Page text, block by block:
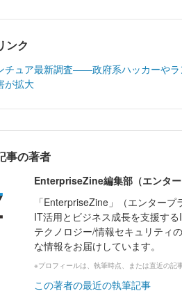
ンク
チュア最新調査――政府系ハッカーや
が拡大
事の著者
EnterpriseZine編集部（エンター
「EnterpriseZine」（エンター
IT活用とビジネス成長を支援す
テクノロジー/情報セキュリティ
な情報をお届けしています。
※プロフィールは、執筆時点、または直近の記
この著者の最近の執筆記事